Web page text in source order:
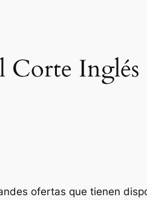
Corte Inglés
ofertas que tienen